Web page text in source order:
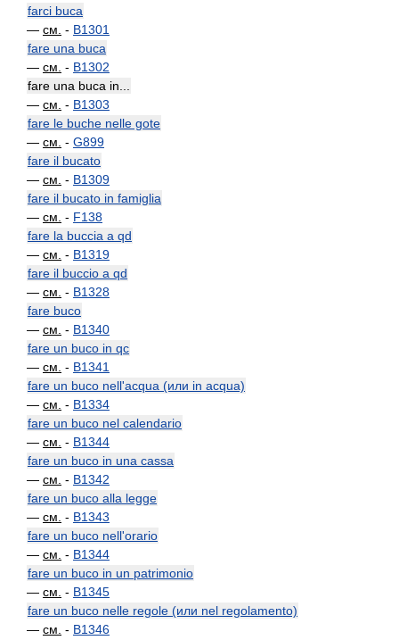
farci buca
— см. - B1301
fare una buca
— см. - B1302
fare una buca in...
— см. - B1303
fare le buche nelle gote
— см. - G899
fare il bucato
— см. - B1309
fare il bucato in famiglia
— см. - F138
fare la buccia a qd
— см. - B1319
fare il buccio a qd
— см. - B1328
fare buco
— см. - B1340
fare un buco in qc
— см. - B1341
fare un buco nell'acqua (или in acqua)
— см. - B1334
fare un buco nel calendario
— см. - B1344
fare un buco in una cassa
— см. - B1342
fare un buco alla legge
— см. - B1343
fare un buco nell'orario
— см. - B1344
fare un buco in un patrimonio
— см. - B1345
fare un buco nelle regole (или nel regolamento)
— см. - B1346